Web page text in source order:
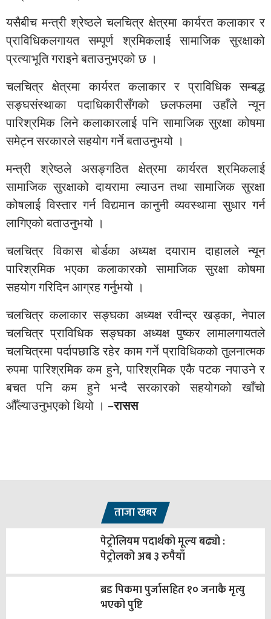
यसैबीच मन्त्री श्रेष्ठले चलचित्र क्षेत्रमा कार्यरत कलाकार र
प्राविधिकलगायत सम्पूर्ण श्रमिकलाई सामाजिक सुरक्षाको
प्रत्याभूति गराइने बताउनुभएको छ ।
चलचित्र क्षेत्रमा कार्यरत कलाकार र प्राविधिक सम्बद्ध
सङ्घसंस्थाका पदाधिकारीसँगको छलफलमा उहाँले न्यून
पारिश्रमिक लिने कलाकारलाई पनि सामाजिक सुरक्षा कोषमा
समेट्न सरकारले सहयोग गर्ने बताउनुभयो ।
मन्त्री श्रेष्ठले असङ्गठित क्षेत्रमा कार्यरत श्रमिकलाई
सामाजिक सुरक्षाको दायरामा ल्याउन तथा सामाजिक सुरक्षा
कोषलाई विस्तार गर्न विद्यमान कानुनी व्यवस्थामा सुधार गर्न
लागिएको बताउनुभयो ।
चलचित्र विकास बोर्डका अध्यक्ष दयाराम दाहालले न्यून
पारिश्रमिक भएका कलाकारको सामाजिक सुरक्षा कोषमा
सहयोग गरिदिन आग्रह गर्नुभयो ।
चलचित्र कलाकार सङ्घका अध्यक्ष रवीन्द्र खड्का, नेपाल
चलचित्र प्राविधिक सङ्घका अध्यक्ष पुष्कर लामालगायतले
चलचित्रमा पर्दापछाडि रहेर काम गर्ने प्राविधिकको तुलनात्मक
रुपमा पारिश्रमिक कम हुने, पारिश्रमिक एकै पटक नपाउने र
बचत पनि कम हुने भन्दै सरकारको सहयोगको खाँचो
औँल्याउनुभएको थियो । –रासस
ताजा खबर
पेट्रोलियम पदार्थको मूल्य बढ्यो :
पेट्रोलको अब ३ रुपैयाँ
ब्रड पिकमा पुर्जासहित १० जनाकै मृत्यु
भएको पुष्टि